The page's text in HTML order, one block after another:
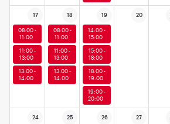
17 18 19 20
08:00 -
11:00
08:00 -
11:00
14:00 -
15:00
11:00 -
13:00
11:00 -
13:00
15:00 -
18:00
13:00 -
14:00
13:00 -
14:00
18:00 -
19:00
19:00 -
20:00
24 25 26 27